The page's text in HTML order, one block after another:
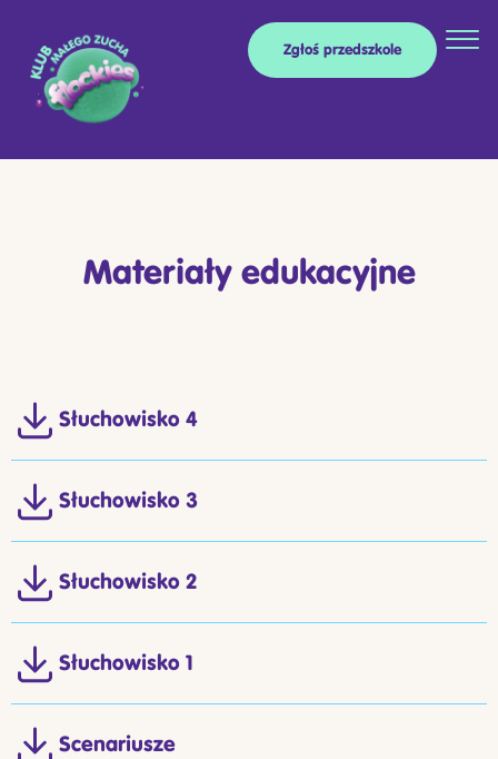
Zgłoś przedszkole
Materiały edukacyjne
Słuchowisko 4
Słuchowisko 3
Słuchowisko 2
Słuchowisko 1
Scenariusze